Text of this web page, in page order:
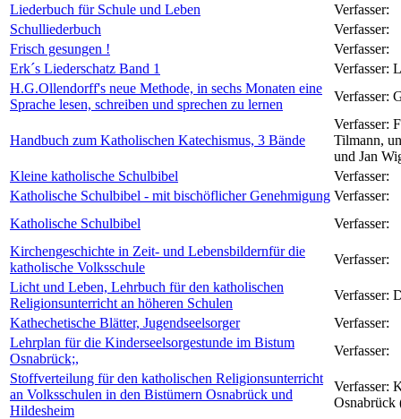
Liederbuch für Schule und Leben
Verfasser:
Schulliederbuch
Verfasser:
Frisch gesungen !
Verfasser:
Erk´s Liederschatz Band 1
Verfasser:
H.G.Ollendorff's neue Methode, in sechs Monaten eine
Sprache lesen, schreiben und sprechen zu lernen
Verfasser:
Handbuch zum Katholischen Katechismus, 3 Bände
Verfasser:
Tilmann,
und Jan
Kleine katholische Schulbibel
Verfasser:
Katholische Schulbibel - mit bischöflicher Genehmigung Verfasser:
Katholische Schulbibel
Verfasser:
Kirchengeschichte in Zeit- und Lebensbildernfür die
katholische Volksschule
Verfasser:
Licht und Leben, Lehrbuch für den katholischen
Religionsunterricht an höheren Schulen
Verfasser:
Kathechetische Blätter, Jugendseelsorger
Verfasser:
Lehrplan für die Kinderseelsorgestunde im Bistum
Osnabrück;,
Verfasser:
Stoffverteilung für den katholischen Religionsunterricht
an Volksschulen in den Bistümern Osnabrück und
Hildesheim
Verfasser:
Osnabrück